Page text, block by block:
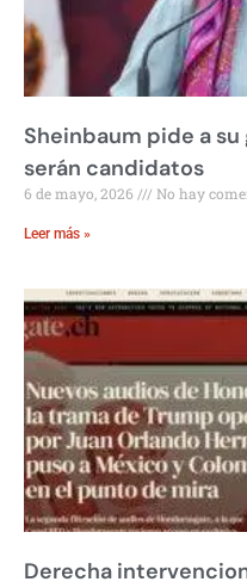
Sheinbaum pide a
serán candidatos
6 de mayo, 2026 No hay
Leer más »
Derecha